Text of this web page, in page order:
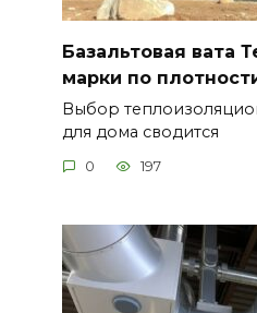
Базальтовая вата
марки по
Выбор
для дома сводится
0 197